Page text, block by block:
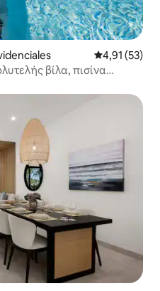
Μέση
4,91 (53)
βίλα, πισίνα